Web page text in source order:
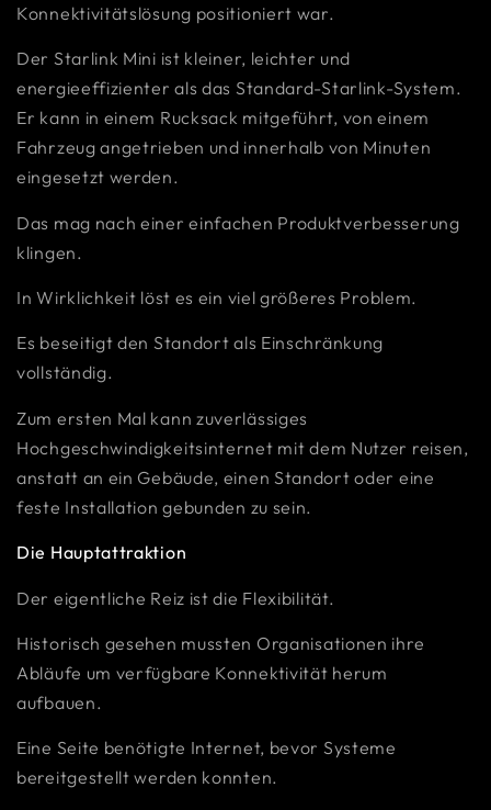
Konnektivitätslösung positioniert war.
Der Starlink Mini ist kleiner, leichter und
energieeffizienter als das Standard-Starlink-System.
Er kann in einem Rucksack mitgeführt, von einem
Fahrzeug angetrieben und innerhalb von Minuten
eingesetzt werden.
Das mag nach einer einfachen Produktverbesserung
klingen.
In Wirklichkeit löst es ein viel größeres Problem.
Es beseitigt den Standort als Einschränkung
vollständig.
Zum ersten Mal kann zuverlässiges
Hochgeschwindigkeitsinternet mit dem Nutzer reisen,
anstatt an ein Gebäude, einen Standort oder eine
feste Installation gebunden zu sein.
Die Hauptattraktion
Der eigentliche Reiz ist die Flexibilität.
Historisch gesehen mussten Organisationen ihre
Abläufe um verfügbare Konnektivität herum
aufbauen.
Eine Seite benötigte Internet, bevor Systeme
bereitgestellt werden konnten.